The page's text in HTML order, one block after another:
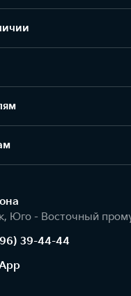
Юго - Восточный
39-44-44